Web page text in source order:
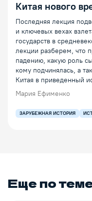
Китая нового
Последняя лекция
и ключевых вехах
государств в
лекции разберем, что
падению, какую роль
кому подчинялась, а
Китая в приведенный
Мария Ефименко
ЗАРУБЕЖНАЯ ИСТОРИЯ
Еще по